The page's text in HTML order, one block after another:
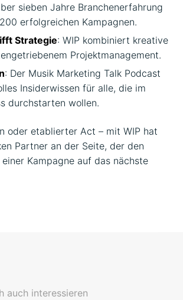
sieben Jahre Branchenerfahrung
erfolgreichen Kampagnen.
Strategie: WIP kombiniert kreative
Projektmanagement.
: Der Musik Marketing Talk Podcast
Insiderwissen für alle, die im
durchstarten wollen.
oder etablierter Act – mit WIP hat
Partner an der Seite, der den
Kampagne auf das nächste
auch interessieren